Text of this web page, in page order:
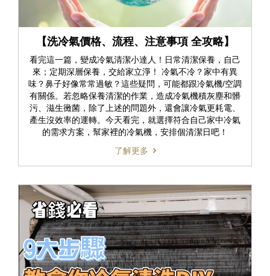
【洗冷氣價格、流程、注意事項 全攻略】
看完這一篇，變成冷氣清潔小達人！日常清潔保養，自己
來；定期深層保養，交給家立淨！ 冷氣不冷？家中有異
味？鼻子好像常常過敏？這些疑問，可能都跟冷氣機/空調
有關係。若忽略保養清潔的作業，造成冷氣機積灰塵和髒
污、滋生黴菌，除了上述的問題外，還會讓冷氣更耗電、
產生沒效率的運轉。今天看完，就選擇符合自己家中冷氣
的需求方案，幫家裡的冷氣機，安排個清潔日吧！
了解更多